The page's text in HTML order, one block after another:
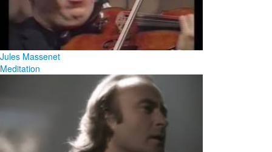
Jules Massenet
Meditation